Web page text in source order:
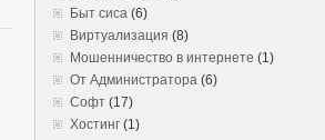
Быт сиса (6)
Виртуализация (8)
Мошенничество в интернете (1)
От Администратора (6)
Софт (17)
Хостинг (1)